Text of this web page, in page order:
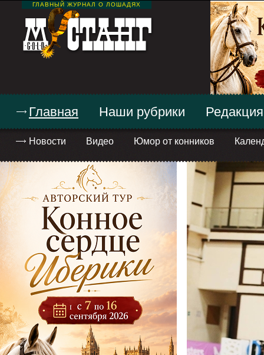
ГЛАВНЫЙ ЖУРНАЛ О ЛОШАДЯХ
Главная
Новости Видео Юмор от конников
Наши рубрики Редакция